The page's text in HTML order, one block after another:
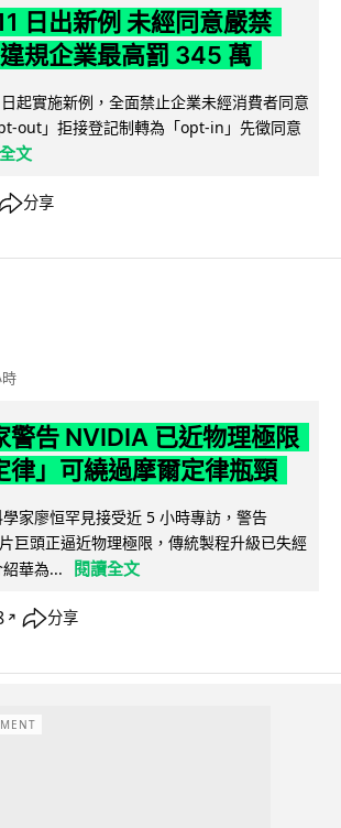
日出新例 未經同意嚴禁
規企業最高罰 345 萬
起實施新例，全面禁止企業未經消費者同意
out」拒接登記制轉為「opt-in」先徵同意
文
分享
警告 NVIDIA 已近物理極限
律」可繞過摩爾定律瓶頸
家廖恒罕見接受近 5 小時專訪，警告
巨頭正逼近物理極限，傳統製程升級已失經
華為...
閱讀全文
↗ 分享